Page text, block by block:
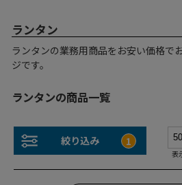
ランタン
ランタンの業務用商品をお安い価格で
ジです。
ランタンの商品一覧
絞り込み 1
表